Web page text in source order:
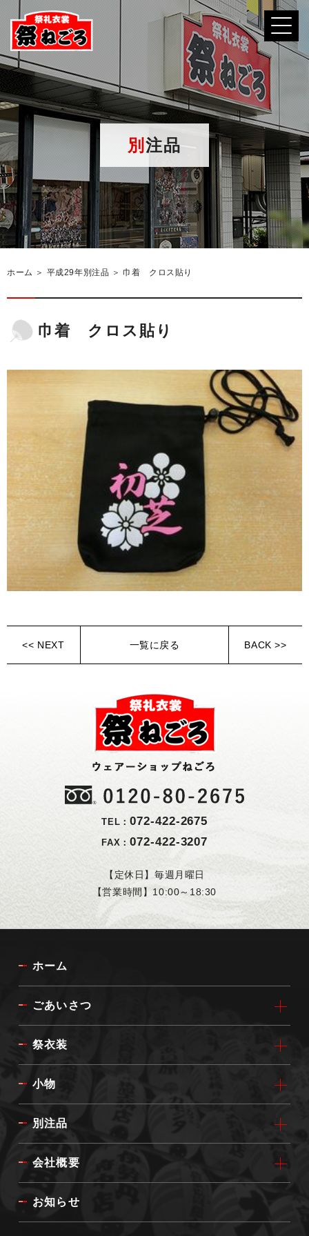
別注品
ホーム ＞ 平成29年別注品 ＞ 巾着 クロス貼り
巾着 クロス貼り
<< NEXT 一覧に戻る BACK >>
TEL：072-422-2675
FAX：072-422-3207
【定休日】毎週月曜日
【営業時間】10:00～18:30
ホーム
ごあいさつ
祭衣装
小物
別注品
会社概要
お知らせ